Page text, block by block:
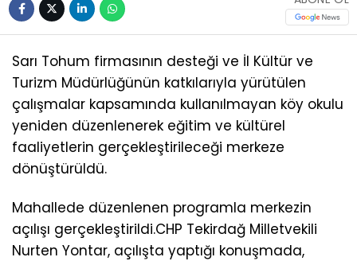
Sarı Tohum firmasının desteği ve İl Kültür ve
Turizm Müdürlüğünün katkılarıyla yürütülen
çalışmalar kapsamında kullanılmayan köy okulu
yeniden düzenlenerek eğitim ve kültürel
faaliyetlerin gerçekleştirileceği merkeze
dönüştürüldü.
Mahallede düzenlenen programla merkezin
açılışı gerçekleştirildi.CHP Tekirdağ Milletvekili
Nurten Yontar, açılışta yaptığı konuşmada,